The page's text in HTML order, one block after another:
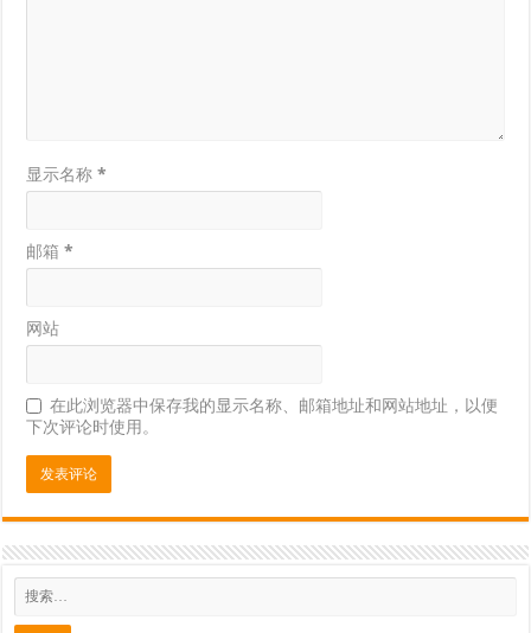
显示名称*
邮箱*
网站
在此浏览器中保存我的显示名称、邮箱地址和网站地址，以便
下次评论时使用。